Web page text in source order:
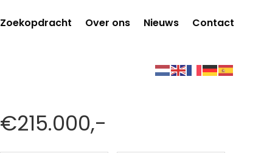
Zoekopdracht Over ons Nieuws Contact
€215.000,-